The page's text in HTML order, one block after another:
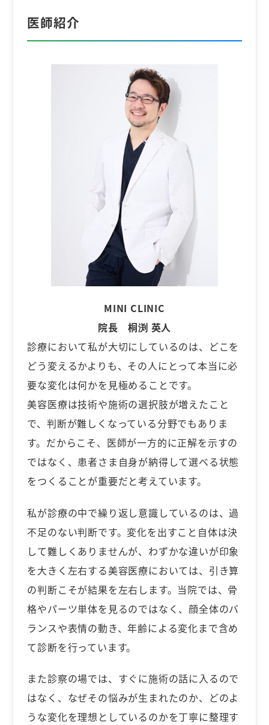
医師紹介
MINI CLINIC
院長 桐渕 英人
診療において私が大切にしているのは、どこを
どう変えるかよりも、その人にとって本当に必
要な変化は何かを見極めることです。
美容医療は技術や施術の選択肢が増えたこと
で、判断が難しくなっている分野でもありま
す。だからこそ、医師が一方的に正解を示すの
ではなく、患者さま自身が納得して選べる状態
をつくることが重要だと考えています。
私が診療の中で繰り返し意識しているのは、過
不足のない判断です。変化を出すこと自体は決
して難しくありませんが、わずかな違いが印象
を大きく左右する美容医療においては、引き算
の判断こそが結果を左右します。当院では、骨
格やパーツ単体を見るのではなく、顔全体のバ
ランスや表情の動き、年齢による変化まで含め
て診断を行っています。
また診察の場では、すぐに施術の話に入るので
はなく、なぜその悩みが生まれたのか、どのよ
うな変化を理想としているのかを丁寧に整理す